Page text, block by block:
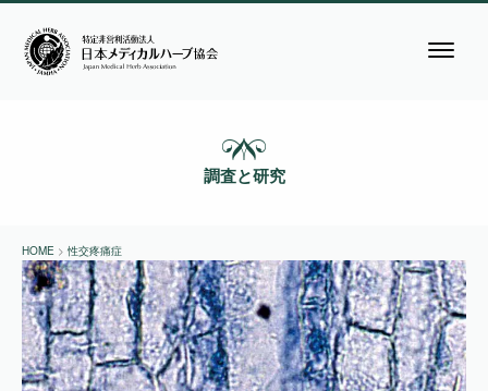
調査と研究
HOME > 性交疼痛症